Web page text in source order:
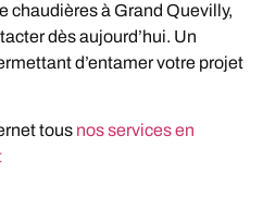
chaudières à Grand Quevilly,
dès aujourd’hui. Un
d’entamer votre projet
tous nos services en